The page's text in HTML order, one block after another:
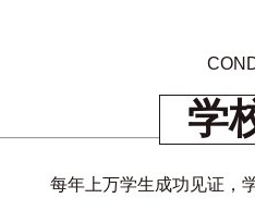
学
每年上万学生成功见证，